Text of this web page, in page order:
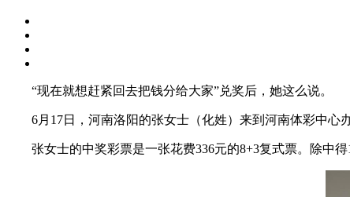
“现在就想赶紧回去把钱分给大家”兑奖后，她这么说。
6月17日，河南洛阳的张女士（化姓）来到河南体彩中心
张女士的中奖彩票是一张花费336元的8+3复式票。除中